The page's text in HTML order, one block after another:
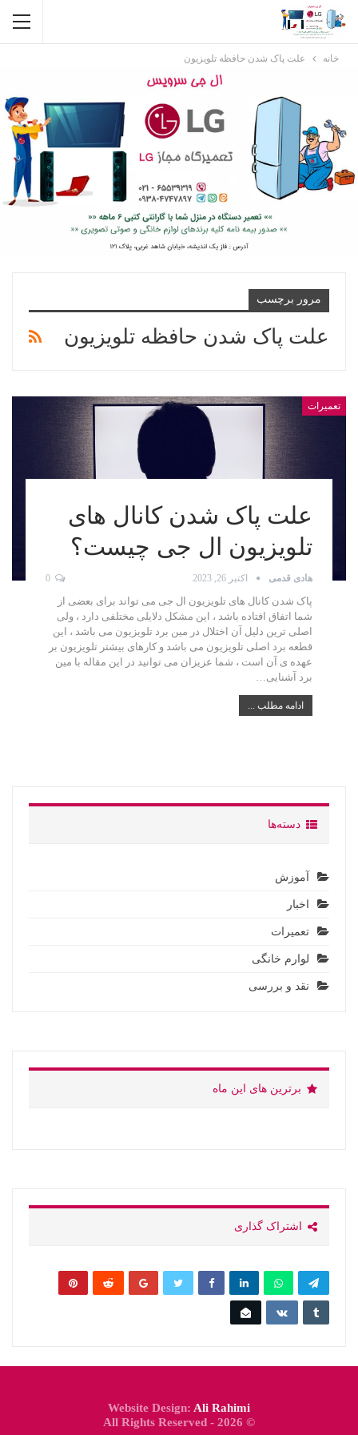
خانه علت پاک شدن حافظه تلویزیون
مرور برچسب
علت پاک شدن حافظه تلویزیون
تعمیرات
علت پاک شدن کانال های
تلویزیون ال جی چیست؟
هادی قدمی اکتبر 26, 2023 0
پاک شدن کانال های تلویزیون ال جی می تواند برای بعضی از
شما اتفاق افتاده باشد ، این مشکل دلایلی مختلفی دارد ، ولی
اصلی ترین دلیل آن اختلال در مین برد تلویزیون می باشد ، این
قطعه برد اصلی تلویزیون می باشد و کارهای بیشتر تلویزیون بر
عهده ی آن است ، شما عزیزان می توانید در این مقاله با مین
برد آشنایی…
ادامه مطلب ...
دسته‌ها
آموزش
اخبار
تعمیرات
لوارم خانگی
نقد و بررسی
برترین های این ماه
اشتراک گذاری
Website Design: Ali Rahimi
© 2026 - All Rights Reserved